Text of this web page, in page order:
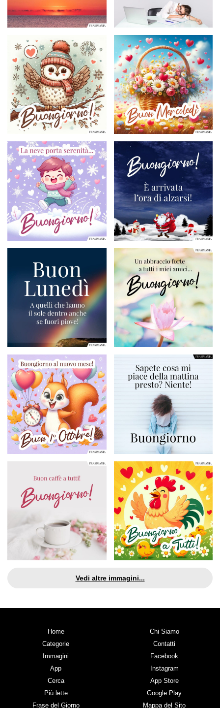
Vedi altre immagini...
Home
Categorie
Immagini
App
Cerca
Più lette
Frase del Giorno
Chi Siamo
Contatti
Facebook
Instagram
App Store
Google Play
Mappa del Sito